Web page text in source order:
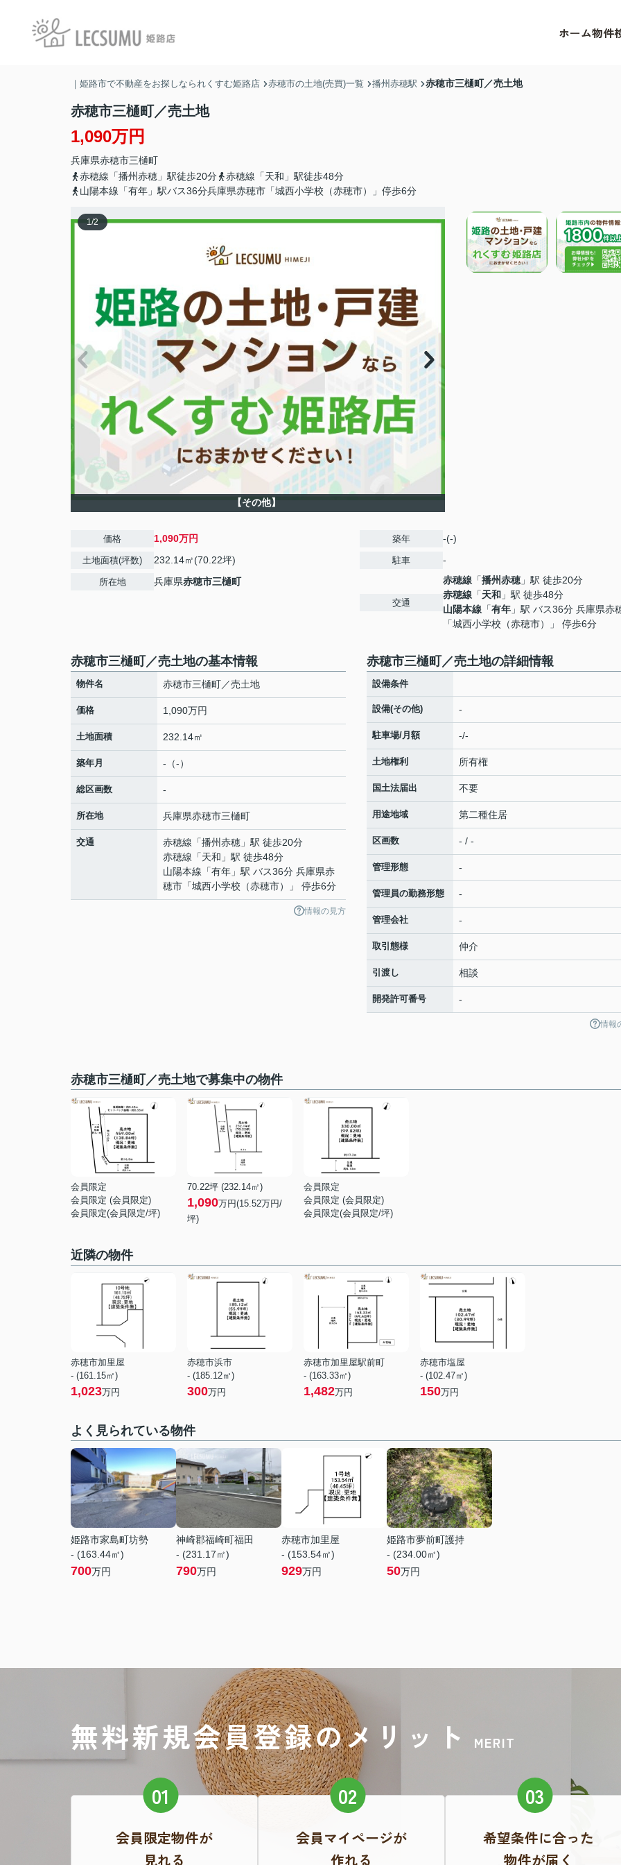
ホーム物件
｜姫路市で不動産をお探しなられくすむ姫路店 赤穂市の土地(売買)一覧 播州赤穂駅 赤穂市三樋町／売土地
赤穂市三樋町／売土地
1,090万円
兵庫県赤穂市三樋町
赤穂線「播州赤穂」駅徒歩20分
赤穂線「天和」駅徒歩48分
山陽本線「有年」駅バス36分兵庫県赤穂市「城西小学校（赤穂市）」停歩6分
1/2
【その他】
価格 1,090万円
土地面積(坪数) 232.14㎡(70.22坪)
所在地 兵庫県赤穂市三樋町
築年 -(-)
駐車 -
交通
赤穂線 「播州赤穂」駅 徒歩20分
赤穂線 「天和 」駅 徒歩48分
山陽本線 「有年 」駅 バス36分 兵庫県赤
「城西小学校（赤穂市）」 停歩6分
赤穂市三樋町／売土地の基本情報
物件名 赤穂市三樋町／売土地
価格 1,090万円
土地面積 232.14㎡
築年月 -（-）
総区画数 -
所在地 兵庫県赤穂市三樋町
交通 赤穂線 「播州赤穂 」駅 徒歩20分
赤穂線 「天和 」駅 徒歩48分
山陽本線 「有年 」駅 バス36分 兵庫県赤
穂市「城西小学校（赤穂市）」 停歩6分
情報の見方
赤穂市三樋町／売土地の詳細情報
設備条件
設備(その他) -
駐車場/月額 -/-
土地権利 所有権
国土法届出 不要
用途地域 第二種住居
区画数 - / -
管理形態 -
管理員の勤務形態 -
管理会社 -
取引態様 仲介
引渡し 相談
開発許可番号 -
情報
赤穂市三樋町／売土地で募集中の物件
会員限定
会員限定 (会員限定)
会員限定(会員限定/坪)
70.22坪 (232.14㎡)
1,090万円(15.52万円/
坪)
会員限定
会員限定 (会員限定)
会員限定(会員限定/坪)
近隣の物件
赤穂市加里屋
- (161.15㎡)
1,023万円
赤穂市浜市
- (185.12㎡)
300万円
赤穂市加里屋駅前町
- (163.33㎡)
1,482万円
赤穂市塩屋
- (102.47㎡)
150万円
よく見られている物件
姫路市家島町坊勢
- (163.44㎡)
700万円
神崎郡福崎町福田
- (231.17㎡)
790万円
赤穂市加里屋
- (153.54㎡)
929万円
姫路市夢前町護持
- (234.00㎡)
50万円
無料新規会員登録のメリット MERIT
会員限定物件が
見れる
会員マイページが
作れる
希望条件に合った
物件が届く